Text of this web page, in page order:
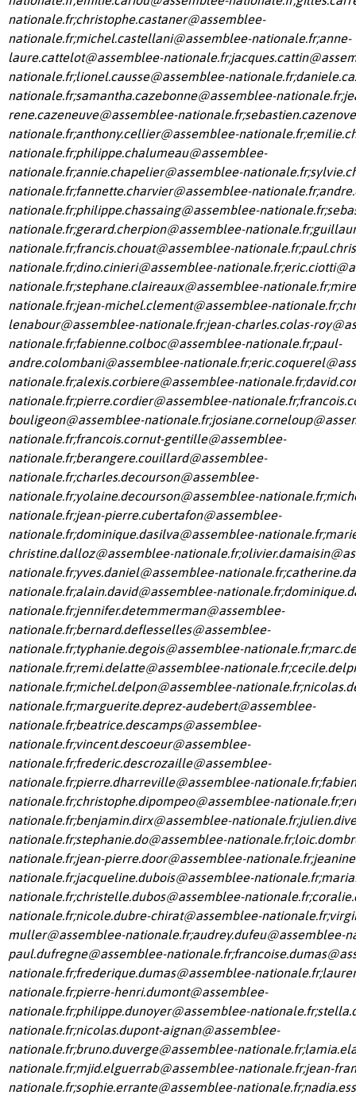
nationale.fr;christophe.castaner@assemblee-
nationale.fr;michel.castellani@assemblee-nationale.fr;anne-
laure.cattelot@assemblee-nationale.fr;
nationale.fr;lionel.causse@assemblee-nationale.fr;
nationale.fr;samantha.cazebonne@assemblee-nationale.fr;
rene.cazeneuve@assemblee-nationale.fr;
nationale.fr;anthony.cellier@assemblee-nationale.fr;
nationale.fr;philippe.chalumeau@assemblee-
nationale.fr;annie.chapelier@assemblee-nationale.fr;
nationale.fr;fannette.charvier@assemblee-nationale.fr;
nationale.fr;philippe.chassaing@assemblee-nationale.fr;
nationale.fr;gerard.cherpion@assemblee-nationale.fr;
nationale.fr;francis.chouat@assemblee-nationale.fr;
nationale.fr;dino.cinieri@assemblee-nationale.fr;
nationale.fr;stephane.claireaux@assemblee-nationale.fr;
nationale.fr;jean-michel.clement@assemblee-nationale.fr;
lenabour@assemblee-nationale.fr;jean-charles.colas-
nationale.fr;fabienne.colboc@assemblee-nationale.fr;paul-
andre.colombani@assemblee-nationale.fr;
nationale.fr;alexis.corbiere@assemblee-nationale.fr;
nationale.fr;pierre.cordier@assemblee-nationale.fr;
bouligeon@assemblee-nationale.fr;
nationale.fr;francois.cornut-gentille@assemblee-
nationale.fr;berangere.couillard@assemblee-
nationale.fr;charles.decourson@assemblee-
nationale.fr;yolaine.decourson@assemblee-nationale.fr;
nationale.fr;jean-pierre.cubertafon@assemblee-
nationale.fr;dominique.dasilva@assemblee-nationale.fr;
christine.dalloz@assemblee-nationale.fr;
nationale.fr;yves.daniel@assemblee-nationale.fr;
nationale.fr;alain.david@assemblee-nationale.fr;
nationale.fr;jennifer.detemmerman@assemblee-
nationale.fr;bernard.deflesselles@assemblee-
nationale.fr;typhanie.degois@assemblee-nationale.fr;
nationale.fr;remi.delatte@assemblee-nationale.fr;
nationale.fr;michel.delpon@assemblee-nationale.fr;
nationale.fr;marguerite.deprez-audebert@assemblee-
nationale.fr;beatrice.descamps@assemblee-
nationale.fr;vincent.descoeur@assemblee-
nationale.fr;frederic.descrozaille@assemblee-
nationale.fr;pierre.dharreville@assemblee-nationale.fr;
nationale.fr;christophe.dipompeo@assemblee-nationale.fr;
nationale.fr;benjamin.dirx@assemblee-nationale.fr;
nationale.fr;stephanie.do@assemblee-nationale.fr;
nationale.fr;jean-pierre.door@assemblee-nationale.fr;
nationale.fr;jacqueline.dubois@assemblee-nationale.fr;
nationale.fr;christelle.dubos@assemblee-nationale.fr;
nationale.fr;nicole.dubre-chirat@assemblee-nationale.fr;
muller@assemblee-nationale.fr;audrey.dufeu@assemblee-
paul.dufregne@assemblee-nationale.fr;
nationale.fr;frederique.dumas@assemblee-nationale.fr;
nationale.fr;pierre-henri.dumont@assemblee-
nationale.fr;philippe.dunoyer@assemblee-nationale.fr;
nationale.fr;nicolas.dupont-aignan@assemblee-
nationale.fr;bruno.duverge@assemblee-nationale.fr;
nationale.fr;mjid.elguerrab@assemblee-nationale.fr;jean-
nationale.fr;sophie.errante@assemblee-nationale.fr;